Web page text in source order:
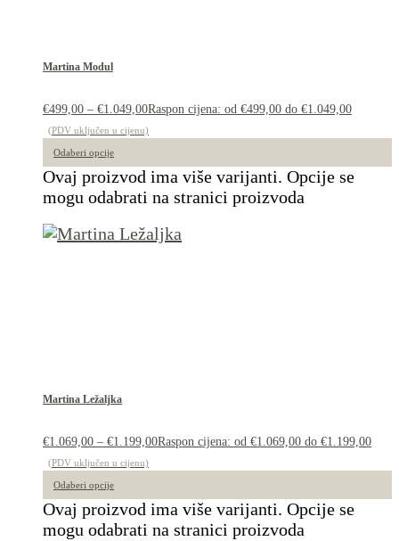
Martina Modul
€499,00 – €1.049,00Raspon cijena: od €499,00 do €1.049,00
(PDV uključen u cijenu)
Odaberi opcije
Ovaj proizvod ima više varijanti. Opcije se
mogu odabrati na stranici proizvoda
Martina Ležaljka
€1.069,00 – €1.199,00Raspon cijena: od €1.069,00 do €1.199,00
(PDV uključen u cijenu)
Odaberi opcije
Ovaj proizvod ima više varijanti. Opcije se
mogu odabrati na stranici proizvoda